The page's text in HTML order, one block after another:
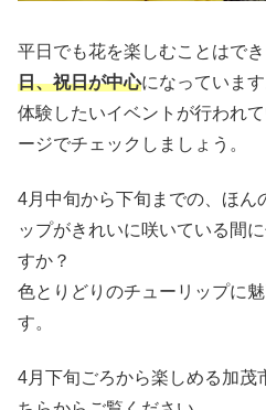
平日でも花を楽しむことはでき
日、祝日が中心になっています
体験したいイベントが行われ
ージでチェックしましょう。
4月中旬から下旬までの、ほん
ップがきれいに咲いている間
すか？
色とりどりのチューリップに
す。
4月下旬ごろから楽しめる加茂